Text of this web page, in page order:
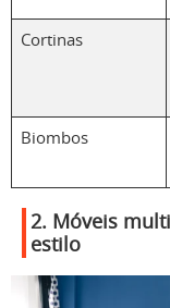
Cortinas
Biombos
2. Móveis
estilo